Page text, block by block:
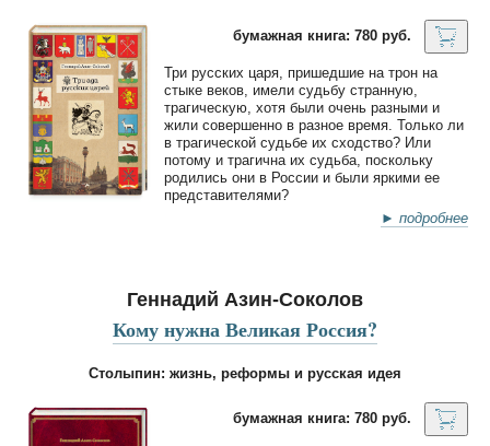
бумажная книга: 780 руб.
Три русских царя, пришедшие на трон на
стыке веков, имели судьбу странную,
трагическую, хотя были очень разными и
жили совершенно в разное время. Только ли
в трагической судьбе их сходство? Или
потому и трагична их судьба, поскольку
родились они в России и были яркими ее
представителями?
► подробнее
Геннадий Азин-Соколов
Кому нужна Великая Россия?
Столыпин: жизнь, реформы и русская идея
бумажная книга: 780 руб.